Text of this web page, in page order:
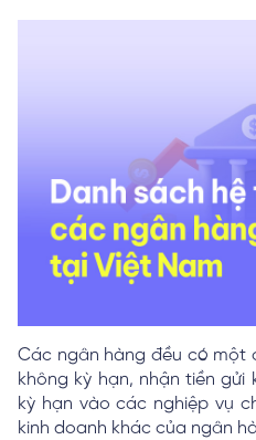
Các ngân hàng đều có một
không kỳ hạn, nhận tiền
kỳ hạn vào các nghiệp vụ
kinh doanh khác của ngân